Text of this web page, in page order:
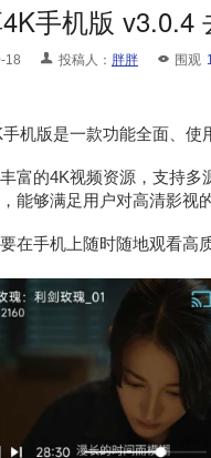
手机版 v3.0.4
18 投稿人： 胖胖 围观
手机版是一款功能全面、使
富的4K视频资源，支持
能够满足用户对高清影视
在手机上随时随地观看高